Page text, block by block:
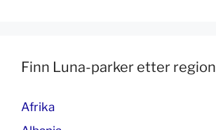
Finn Luna-parker etter region
Afrika